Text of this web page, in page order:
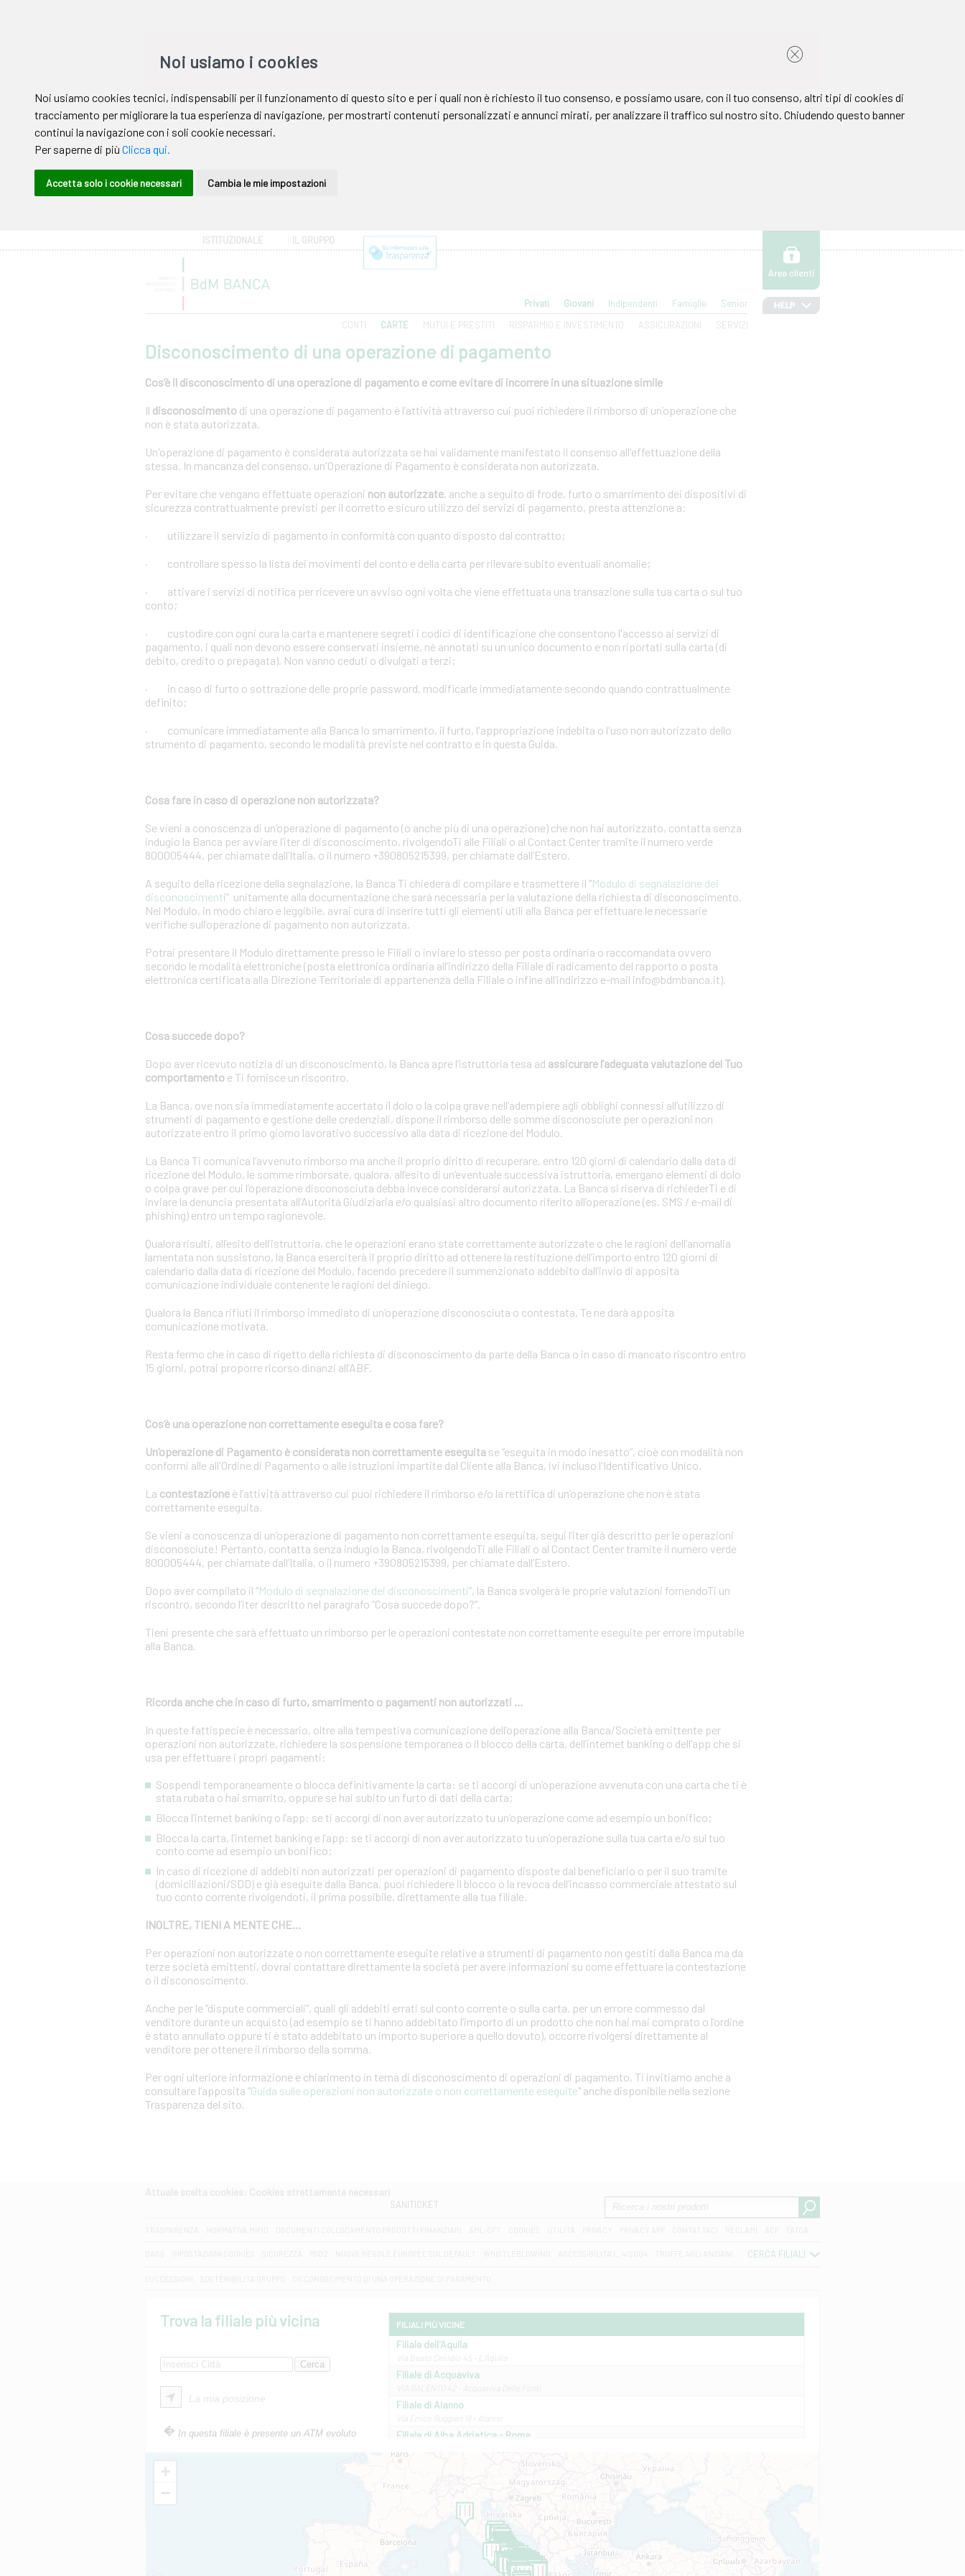
ISTITUZIONALE IL GRUPPO
Privati
Giovani
CONTI
CARTE MUTUI E PRESTITI RISPARMIO E INVESTIMENTO ASSICURAZIONI SERVIZI
Indipendenti Famiglie Senior
Disconoscimento di una operazione di pagamento
Cos’è il disconoscimento di una operazione di pagamento e come evitare di incorrere in una situazione simile
Il disconoscimento di una operazione di pagamento è l’attività attraverso cui puoi richiedere il rimborso di un’operazione che
non è stata autorizzata.
Un'operazione di pagamento è considerata autorizzata se hai validamente manifestato il consenso all'effettuazione della
stessa. In mancanza del consenso, un'Operazione di Pagamento è considerata non autorizzata.
Per evitare che vengano effettuate operazioni non autorizzate, anche a seguito di frode, furto o smarrimento dei dispositivi di
sicurezza contrattualmente previsti per il corretto e sicuro utilizzo dei servizi di pagamento, presta attenzione a:
· utilizzare il servizio di pagamento in conformità con quanto disposto dal contratto;
· controllare spesso la lista dei movimenti del conto e della carta per rilevare subito eventuali anomalie;
· attivare i servizi di notifica per ricevere un avviso ogni volta che viene effettuata una transazione sulla tua carta o sul tuo
conto;
· custodire con ogni cura la carta e mantenere segreti i codici di identificazione che consentono l'accesso ai servizi di
pagamento, i quali non devono essere conservati insieme, né annotati su un unico documento e non riportati sulla carta (di
debito, credito o prepagata). Non vanno ceduti o divulgati a terzi;
· in caso di furto o sottrazione delle proprie password, modificarle immediatamente secondo quando contrattualmente
definito;
· comunicare immediatamente alla Banca lo smarrimento, il furto, l'appropriazione indebita o l'uso non autorizzato dello
strumento di pagamento, secondo le modalità previste nel contratto e in questa Guida.
Cosa fare in caso di operazione non autorizzata?
Se vieni a conoscenza di un’operazione di pagamento (o anche più di una operazione) che non hai autorizzato, contatta senza
indugio la Banca per avviare l’iter di disconoscimento, rivolgendoTi alle Filiali o al Contact Center tramite il numero verde
800005444, per chiamate dall’Italia, o il numero +390805215399, per chiamate dall’Estero.
A seguito della ricezione della segnalazione, la Banca Ti chiederà di compilare e trasmettere il “Modulo di segnalazione dei
disconoscimenti” unitamente alla documentazione che sarà necessaria per la valutazione della richiesta di disconoscimento.
Nel Modulo, in modo chiaro e leggibile, avrai cura di inserire tutti gli elementi utili alla Banca per effettuare le necessarie
verifiche sull’operazione di pagamento non autorizzata.
Potrai presentare il Modulo direttamente presso le Filiali o inviare lo stesso per posta ordinaria o raccomandata ovvero
secondo le modalità elettroniche (posta elettronica ordinaria all’indirizzo della Filiale di radicamento del rapporto o posta
elettronica certificata alla Direzione Territoriale di appartenenza della Filiale o infine all’indirizzo e-mail info@bdmbanca.it).
Cosa succede dopo?
Dopo aver ricevuto notizia di un disconoscimento, la Banca apre l’istruttoria tesa ad assicurare l’adeguata valutazione del Tuo
comportamento e Ti fornisce un riscontro.
La Banca, ove non sia immediatamente accertato il dolo o la colpa grave nell’adempiere agli obblighi connessi all’utilizzo di
strumenti di pagamento e gestione delle credenziali, dispone il rimborso delle somme disconosciute per operazioni non
autorizzate entro il primo giorno lavorativo successivo alla data di ricezione del Modulo.
La Banca Ti comunica l’avvenuto rimborso ma anche il proprio diritto di recuperare, entro 120 giorni di calendario dalla data di
ricezione del Modulo, le somme rimborsate, qualora, all’esito di un’eventuale successiva istruttoria, emergano elementi di dolo
o colpa grave per cui l’operazione disconosciuta debba invece considerarsi autorizzata. La Banca si riserva di richiederTi e di
inviare la denuncia presentata all’Autorità Giudiziaria e/o qualsiasi altro documento riferito all’operazione (es. SMS / e-mail di
phishing) entro un tempo ragionevole.
Qualora risulti, all’esito dell’istruttoria, che le operazioni erano state correttamente autorizzate o che le ragioni dell’anomalia
lamentata non sussistono, la Banca eserciterà il proprio diritto ad ottenere la restituzione dell’importo entro 120 giorni di
calendario dalla data di ricezione del Modulo, facendo precedere il summenzionato addebito dall’invio di apposita
comunicazione individuale contenente le ragioni del diniego.
Qualora la Banca rifiuti il rimborso immediato di un’operazione disconosciuta o contestata, Te ne darà apposita
comunicazione motivata.
Resta fermo che in caso di rigetto della richiesta di disconoscimento da parte della Banca o in caso di mancato riscontro entro
15 giorni, potrai proporre ricorso dinanzi all’ABF.
Cos’è una operazione non correttamente eseguita e cosa fare?
Un’operazione di Pagamento è considerata non correttamente eseguita se “eseguita in modo inesatto”, cioè con modalità non
conformi alle all'Ordine di Pagamento o alle istruzioni impartite dal Cliente alla Banca, ivi incluso l'Identificativo Unico.
La contestazione è l’attività attraverso cui puoi richiedere il rimborso e/o la rettifica di un’operazione che non è stata
correttamente eseguita.
Se vieni a conoscenza di un’operazione di pagamento non correttamente eseguita, segui l’iter già descritto per le operazioni
disconosciute! Pertanto, contatta senza indugio la Banca, rivolgendoTi alle Filiali o al Contact Center tramite il numero verde
800005444, per chiamate dall’Italia, o il numero +390805215399, per chiamate dall’Estero.
Dopo aver compilato il “Modulo di segnalazione dei disconoscimenti”, la Banca svolgerà le proprie valutazioni fornendoTi un
riscontro, secondo l’iter descritto nel paragrafo “Cosa succede dopo?”.
Tieni presente che sarà effettuato un rimborso per le operazioni contestate non correttamente eseguite per errore imputabile
alla Banca.
Ricorda anche che in caso di furto, smarrimento o pagamenti non autorizzati …
In queste fattispecie è necessario, oltre alla tempestiva comunicazione dell’operazione alla Banca/Società emittente per
operazioni non autorizzate, richiedere la sospensione temporanea o il blocco della carta, dell’internet banking o dell’app che si
usa per effettuare i propri pagamenti:
Sospendi temporaneamente o blocca definitivamente la carta: se ti accorgi di un’operazione avvenuta con una carta che ti è
stata rubata o hai smarrito, oppure se hai subito un furto di dati della carta;
Blocca l’internet banking o l’app: se ti accorgi di non aver autorizzato tu un’operazione come ad esempio un bonifico;
Blocca la carta, l’internet banking e l’app: se ti accorgi di non aver autorizzato tu un’operazione sulla tua carta e/o sul tuo
conto come ad esempio un bonifico;
In caso di ricezione di addebiti non autorizzati per operazioni di pagamento disposte dal beneficiario o per il suo tramite
(domiciliazioni/SDD) e già eseguite dalla Banca, puoi richiedere il blocco o la revoca dell’incasso commerciale attestato sul
tuo conto corrente rivolgendoti, il prima possibile, direttamente alla tua filiale.
INOLTRE, TIENI A MENTE CHE…
Per operazioni non autorizzate o non correttamente eseguite relative a strumenti di pagamento non gestiti dalla Banca ma da
terze società emittenti, dovrai contattare direttamente la società per avere informazioni su come effettuare la contestazione
o il disconoscimento.
Anche per le “dispute commerciali”, quali gli addebiti errati sul conto corrente o sulla carta, per un errore commesso dal
venditore durante un acquisto (ad esempio se ti hanno addebitato l’importo di un prodotto che non hai mai comprato o l’ordine
è stato annullato oppure ti è stato addebitato un importo superiore a quello dovuto), occorre rivolgersi direttamente al
venditore per ottenere il rimborso della somma.
Per ogni ulteriore informazione e chiarimento in tema di disconoscimento di operazioni di pagamento, Ti invitiamo anche a
consultare l’apposita “Guida sulle operazioni non autorizzate o non correttamente eseguite" anche disponibile nella sezione
Trasparenza del sito.
SANITICKET
CERCA FILIALI
Trova la filiale più vicina
La mia posizione
In questa filiale è presente un ATM evoluto
+
−
FILIALI PIÙ VICINE
Filiale dell'Aquila
Filiale di Acquaviva
Filiale di Alanno
Filiale di Alba Adriatica - Roma
Filiale di Altamura
VIA VITTORIO VENETO 79/81 A - Altamura
Filiale di Andretta
C.SO VITTORIO VENETO 8 - Andretta
Filiale di Andria 1 - Crispi
VIALE CRISPI 50/A - Andria